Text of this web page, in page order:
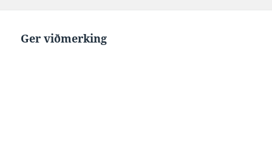
Ger viðmerking